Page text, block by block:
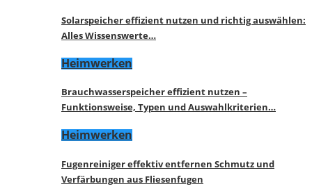
Solarspeicher effizient nutzen und richtig auswählen:
Alles Wissenswerte…
Heimwerken
Brauchwasserspeicher effizient nutzen –
Funktionsweise, Typen und Auswahlkriterien…
Heimwerken
Fugenreiniger effektiv entfernen Schmutz und
Verfärbungen aus Fliesenfugen